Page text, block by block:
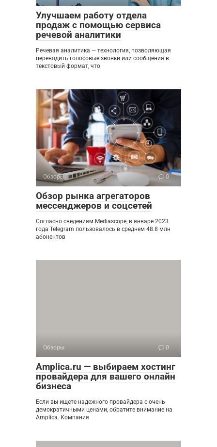
Улучшаем работу отдела
продаж с помощью сервиса
речевой аналитики
Речевая аналитика — технология, позволяющая
переводить голосовые звонки или сообщения в
текстовый формат, что
Обзоры 0
Обзор рынка агрегаторов
мессенджеров и соцсетей
Согласно сведениям Mediascope, в январе 2023
года Telegram пользовалось в среднем 48.8 млн
абонентов
Обзоры 0
Amplica.ru — выбираем хостинг
провайдера для вашего онлайн
бизнеса
Если вы ищете надежного провайдера с очень
демократичными ценами, обратите внимание на
Amplica. Компания